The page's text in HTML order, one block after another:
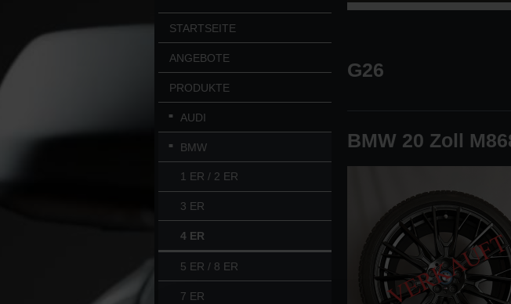
STARTSEITE
ANGEBOTE
PRODUKTE
AUDI
BMW
1 ER / 2 ER
3 ER
4 ER
5 ER / 8 ER
7 ER
G26
BMW 20 Zoll